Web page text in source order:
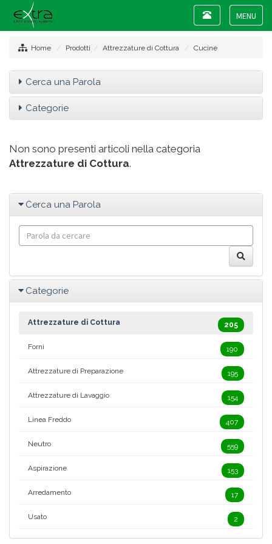
Toggle
Toggle
navigation
Home Prodotti Attrezzature di Cottura Cucine
Cerca una Parola
Categorie
Non sono presenti articoli nella categoria
Attrezzature di Cottura.
Cerca una Parola
Categorie
Attrezzature di Cottura 205
Forni 190
Attrezzature di Preparazione 195
Attrezzature di Lavaggio 154
Linea Freddo 407
Neutro 559
Aspirazione 153
Arredamento 17
Usato 2